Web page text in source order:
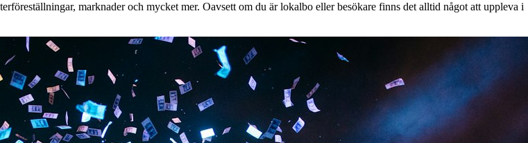
marknader och mycket mer. Oavsett om du är lokalbo eller besökare finns det alltid något att uppleva i